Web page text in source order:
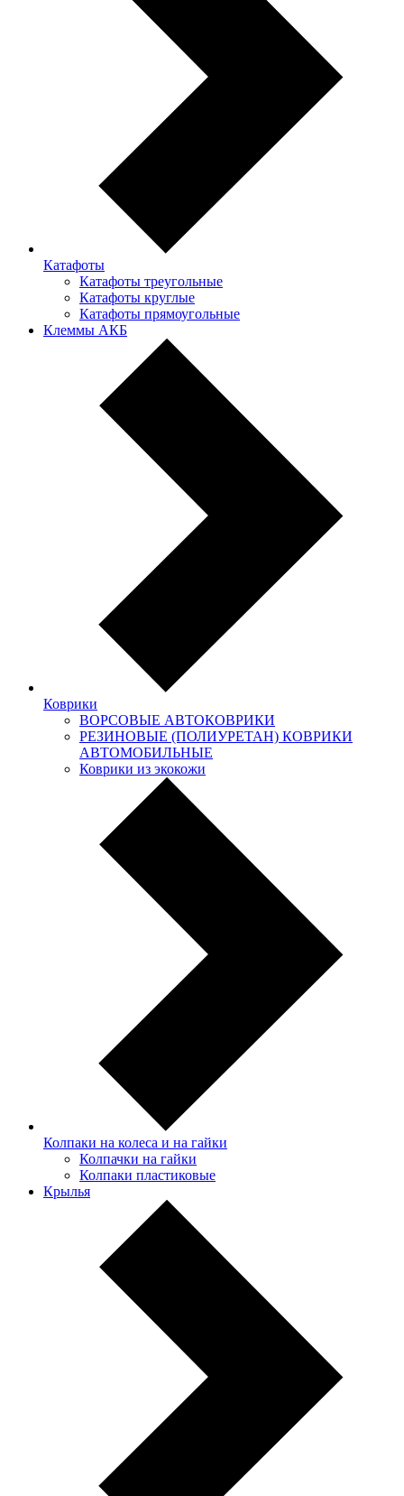
Катафоты
Катафоты треугольные
Катафоты круглые
Катафоты прямоугольные
Клеммы АКБ
Коврики
ВОРСОВЫЕ АВТОКОВРИКИ
РЕЗИНОВЫЕ (ПОЛИУРЕТАН) КОВРИКИ
АВТОМОБИЛЬНЫЕ
Коврики из экокожи
Колпаки на колеса и на гайки
Колпачки на гайки
Колпаки пластиковые
Крылья